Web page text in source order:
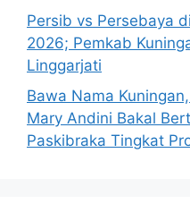
Persib vs Persebaya
2026; Pemkab
Linggarjati
Bawa Nama
Mary Andini Bakal
Paskibraka Tingkat